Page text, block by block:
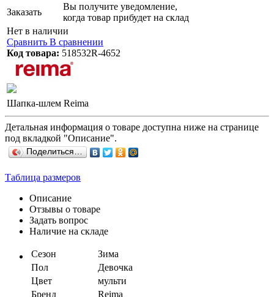
Заказать
Вы получите уведомление,
когда товар прибудет на склад
Нет в наличии
Сравнить В сравнении
Код товара: 518532R-4652
Шапка-шлем Reima
Детальная информация о товаре доступна ниже на странице
под вкладкой "Описание".
Поделиться…
Таблица размеров
Описание
Отзывы о товаре
Задать вопрос
Наличие на складе
Сезон
Зима
Пол
Девочка
Цвет
мульти
Бренд
Reima